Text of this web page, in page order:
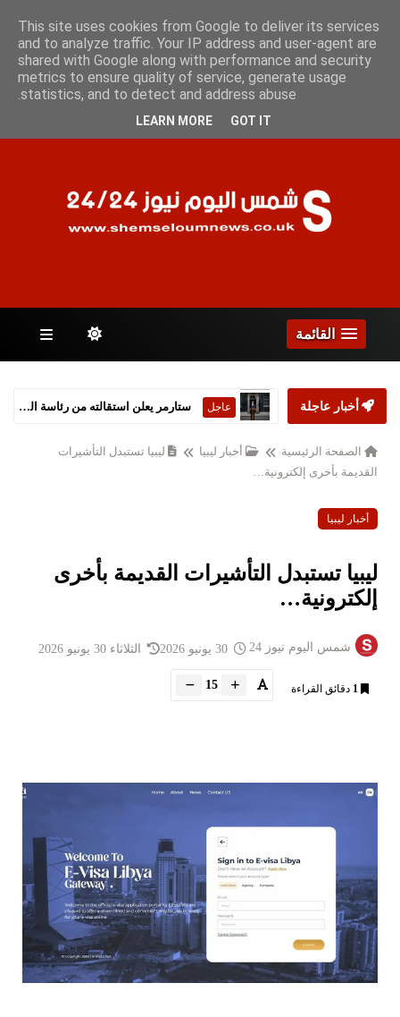
الخميس 6 أغسطس 2026
الصفحات
القائمة
أخبار عاجلة عاجل ستارمر يعلن استقالته من رئاسة الحكومة البريطانية
الصفحة الرئيسية أخبار ليبيا
ليبيا تستبدل التأشيرات
القديمة بأخرى إلكترونية…
أخبار ليبيا
ليبيا تستبدل التأشيرات القديمة بأخرى
إلكترونية…
شمس اليوم نيوز 24 الثلاثاء 30 يونيو 2026
1 دقائق القراءة 15
This site uses cookies from Google to deliver its services
and to analyze traffic. Your IP address and user-agent are
shared with Google along with performance and security
metrics to ensure quality of service, generate usage
statistics, and to detect and address abuse.
LEARN MORE GOT IT